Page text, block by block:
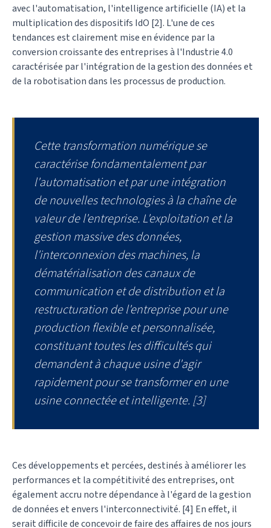
avec l'automatisation, l'intelligence artificielle (IA) et la
multiplication des dispositifs IdO [2]. L'une de ces
tendances est clairement mise en évidence par la
conversion croissante des entreprises à l'Industrie 4.0
caractérisée par l'intégration de la gestion des données et
de la robotisation dans les processus de production.
Cette transformation numérique se
caractérise fondamentalement par
l'automatisation et par une intégration
de nouvelles technologies à la chaîne de
valeur de l'entreprise. L'exploitation et la
gestion massive des données,
l'interconnexion des machines, la
dématérialisation des canaux de
communication et de distribution et la
restructuration de l'entreprise pour une
production flexible et personnalisée,
constituant toutes les difficultés qui
demandent à chaque usine d'agir
rapidement pour se transformer en une
usine connectée et intelligente. [3]
Ces développements et percées, destinés à améliorer les
performances et la compétitivité des entreprises, ont
également accru notre dépendance à l'égard de la gestion
de données et envers l'interconnectivité. [4] En effet, il
serait difficile de concevoir de faire des affaires de nos jours